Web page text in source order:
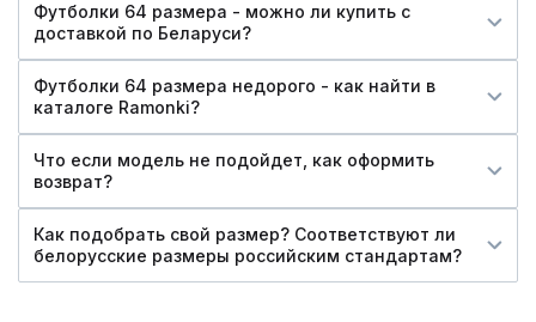
Футболки 64 размера - можно ли купить c
доставкой по Беларуси?
Футболки 64 размера недорого - как найти в
каталоге Ramonki?
Что если модель не подойдет, как оформить
возврат?
Как подобрать свой размер? Соответствуют ли
белорусские размеры российским стандартам?